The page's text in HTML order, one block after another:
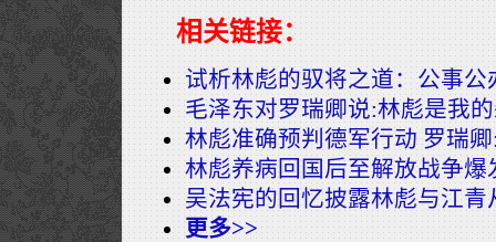
相关链接：
试析林彪的驭将之道：公事公
毛泽东对罗瑞卿说:林彪是我
林彪准确预判德军行动 罗瑞
林彪养病回国后至解放战争爆
吴法宪的回忆披露林彪与江
更多>>